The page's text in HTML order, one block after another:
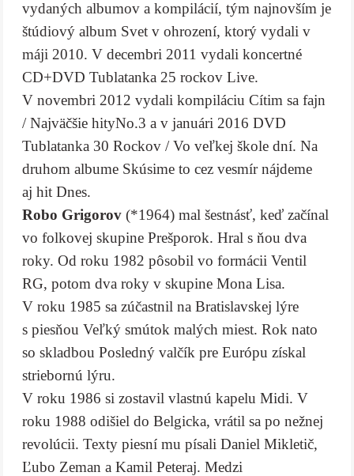
vydaných albumov a kompilácií, tým najnovším je
štúdiový album Svet v ohrození, ktorý vydali v
máji 2010. V decembri 2011 vydali koncertné
CD+DVD Tublatanka 25 rockov Live.
V novembri 2012 vydali kompiláciu Cítim sa fajn
/ Najväčšie hityNo.3 a v januári 2016 DVD
Tublatanka 30 Rockov / Vo veľkej škole dní. Na
druhom albume Skúsime to cez vesmír nájdeme
aj hit Dnes.
Robo Grigorov (*1964) mal šestnásť, keď začínal
vo folkovej skupine Prešporok. Hral s ňou dva
roky. Od roku 1982 pôsobil vo formácii Ventil
RG, potom dva roky v skupine Mona Lisa.
V roku 1985 sa zúčastnil na Bratislavskej lýre
s piesňou Veľký smútok malých miest. Rok nato
so skladbou Posledný valčík pre Európu získal
striebornú lýru.
V roku 1986 si zostavil vlastnú kapelu Midi. V
roku 1988 odišiel do Belgicka, vrátil sa po nežnej
revolúcii. Texty piesní mu písali Daniel Mikletič,
Ľubo Zeman a Kamil Peteraj. Medzi